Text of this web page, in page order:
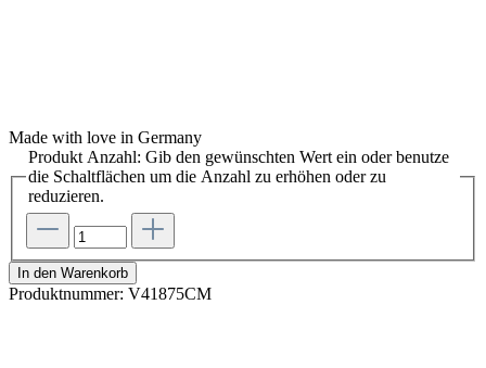
Made with love in Germany
Produkt Anzahl: Gib den gewünschten Wert ein oder benutze
die Schaltflächen um die Anzahl zu erhöhen oder zu
reduzieren.
In den Warenkorb
Produktnummer: V41875CM